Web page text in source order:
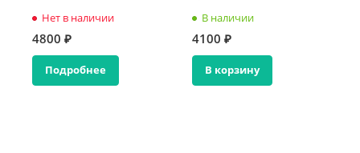
Нет в наличии
4800 ₽
Подробнее
В наличии
4100 ₽
В корзину